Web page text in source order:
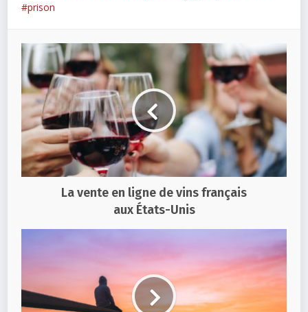
prison
La vente en ligne de vins français
aux États-Unis